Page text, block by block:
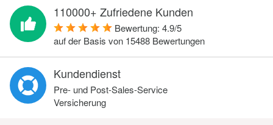
110000+ Zufriedene Kunden
Bewertung: 4.9/5
auf der Basis von 15488 Bewertungen
Kundendienst
Pre- und Post-Sales-Service
Versicherung